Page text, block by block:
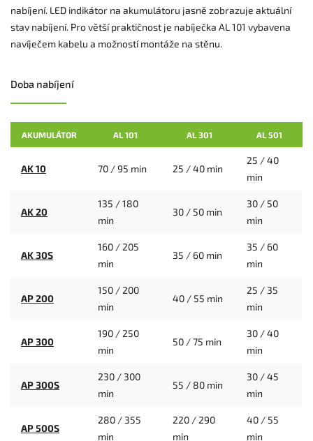
nabíjení. LED indikátor na akumulátoru jasně zobrazuje aktuální
stav nabíjení. Pro větší praktičnost je nabíječka AL 101 vybavena
navíječem kabelu a možností montáže na stěnu.
Doba nabíjení
AKUMULÁTOR AL 101 AL 301 AL 501
AK 10 70 / 95 min 25 / 40 min
25 / 40
min
AK 20
135 / 180
min
30 / 50 min
30 / 50
min
AK 30S
160 / 205
min
35 / 60 min
35 / 60
min
AP 200
150 / 200
min
40 / 55 min
25 / 35
min
AP 300
190 / 250
min
50 / 75 min
30 / 40
min
AP 300S
230 / 300
min
55 / 80 min
30 / 45
min
AP 500S
280 / 355
min
220 / 290
min
40 / 55
min